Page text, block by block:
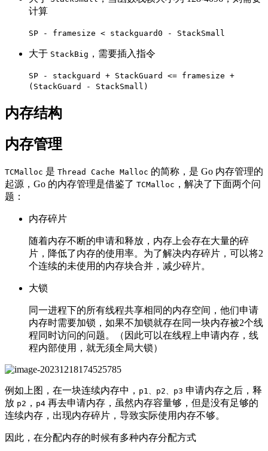
计算
SP - framesize < stackguard0 - StackSmall
大于 StackBig ，需要插入指令
SP - stackguard + StackGuard <= framesize +
(StackGuard - StackSmall)
内存结构
内存管理
TCMalloc 是 Thread Cache Malloc 的简称，是 Go 内存管理的
起源，Go 的内存管理是借鉴了 TCMalloc ，解决了下面两个问
题：
内存碎片
随着内存不断的申请和释放，内存上会存在大量的碎
片，降低了内存的使用率。为了解决内存碎片，可以将2
个连续的未使用的内存块合并，减少碎片。
大锁
同一进程下的所有线程共享相同的内存空间，他们申请
内存时需要加锁，如果不加锁就存在同一块内存被2个线
程同时访问的问题。（因此可以在线程上申请内存，线
程内部使用，就无须全局大锁）
例如上图，在一块连续内存中， p1、p2、p3 申请内存之后，释
放 p2 ， p4 再去申请内存，虽然内存容量够，但是没有足够的
连续内存，出现内存碎片，导致实际使用内存不够。
因此，在分配内存的时候有多种内存分配方式